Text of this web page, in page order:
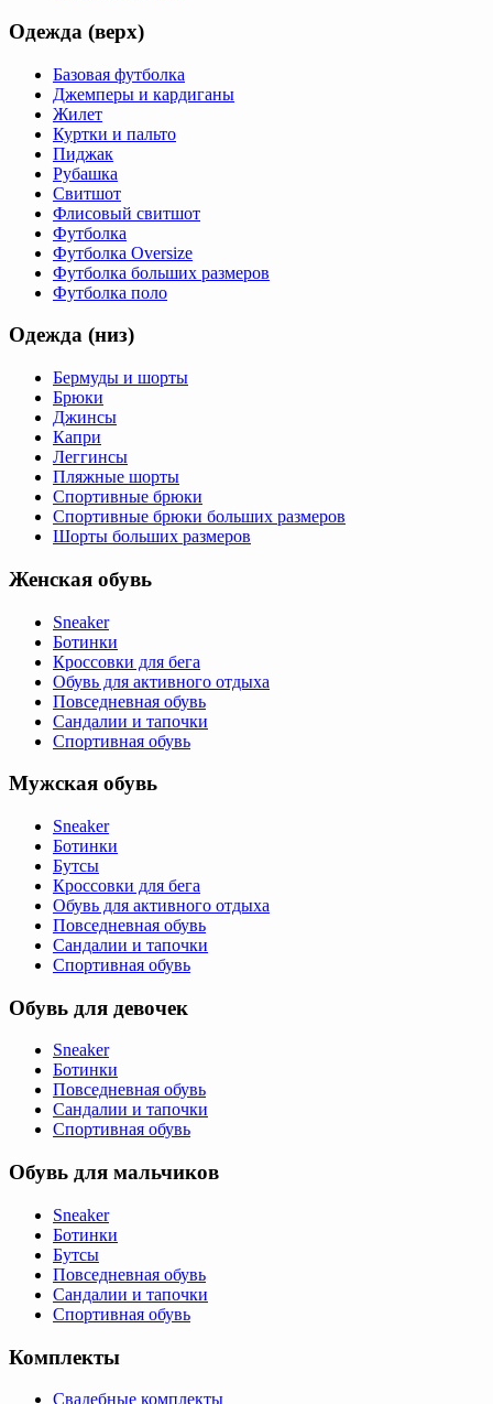
Одежда (верх)
Базовая футболка
Джемперы и кардиганы
Жилет
Куртки и пальто
Пиджак
Рубашка
Свитшот
Флисовый свитшот
Футболка
Футболка Oversize
Футболка больших размеров
Футболка поло
Одежда (низ)
Бермуды и шорты
Брюки
Джинсы
Капри
Леггинсы
Пляжные шорты
Спортивные брюки
Спортивные брюки больших размеров
Шорты больших размеров
Женская обувь
Sneaker
Ботинки
Кроссовки для бега
Обувь для активного отдыха
Повседневная обувь
Сандалии и тапочки
Спортивная обувь
Мужская обувь
Sneaker
Ботинки
Бутсы
Кроссовки для бега
Обувь для активного отдыха
Повседневная обувь
Сандалии и тапочки
Спортивная обувь
Обувь для девочек
Sneaker
Ботинки
Повседневная обувь
Сандалии и тапочки
Спортивная обувь
Обувь для мальчиков
Sneaker
Ботинки
Бутсы
Повседневная обувь
Сандалии и тапочки
Спортивная обувь
Комплекты
Свадебные комплекты